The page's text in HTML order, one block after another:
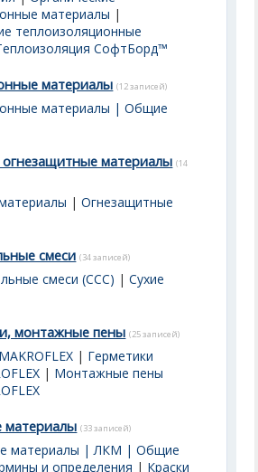
материалы |
теплоизоляционные
СофтБорд™
материалы (12 записей)
материалы | Общие
огнезащитные материалы (14
|Огнезащитные
смеси (34 записей)
смеси (ССС) |Сухие
монтажные пены (25 записей)
| Герметики
| Монтажные пены
материалы (33 записей)
материалы | ЛКМ | Общие
и определения | Краски